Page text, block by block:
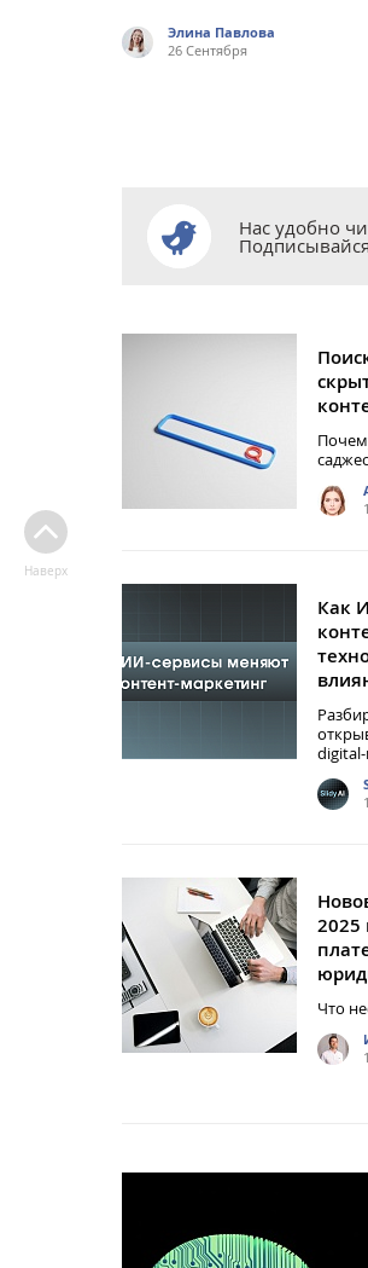
Элина Павлова
26 Сентября
Нас удобно
Как
2025
Что
Наверх